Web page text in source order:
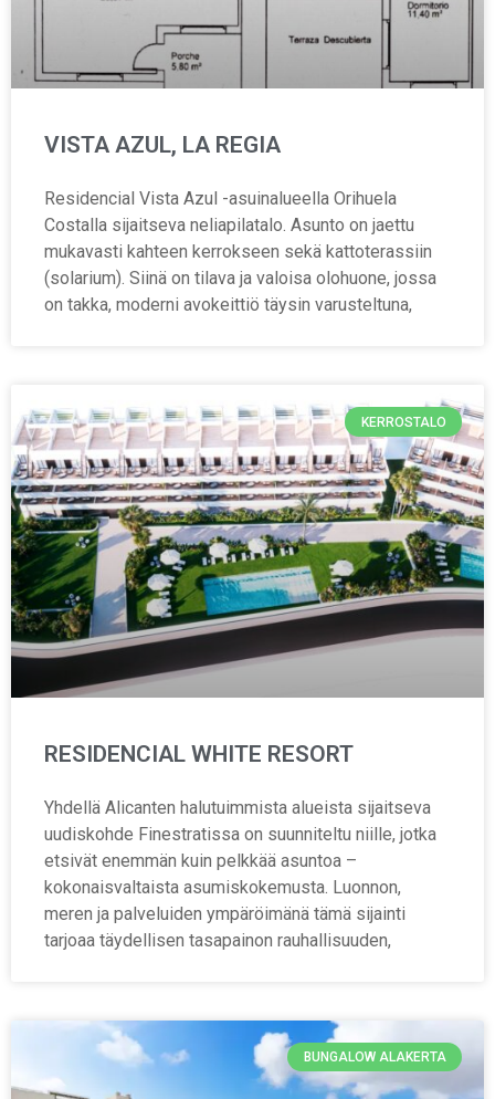
VISTA AZUL, LA REGIA
Residencial Vista Azul -asuinalueella Orihuela
Costalla sijaitseva neliapilatalo. Asunto on jaettu
mukavasti kahteen kerrokseen sekä kattoterassiin
(solarium). Siinä on tilava ja valoisa olohuone, jossa
on takka, moderni avokeittiö täysin varusteltuna,
KERROSTALO
RESIDENCIAL WHITE RESORT
Yhdellä Alicanten halutuimmista alueista sijaitseva
uudiskohde Finestratissa on suunniteltu niille, jotka
etsivät enemmän kuin pelkkää asuntoa –
kokonaisvaltaista asumiskokemusta. Luonnon,
meren ja palveluiden ympäröimänä tämä sijainti
tarjoaa täydellisen tasapainon rauhallisuuden,
BUNGALOW ALAKERTA